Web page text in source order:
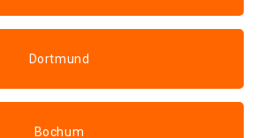
Dortmund
Bochum